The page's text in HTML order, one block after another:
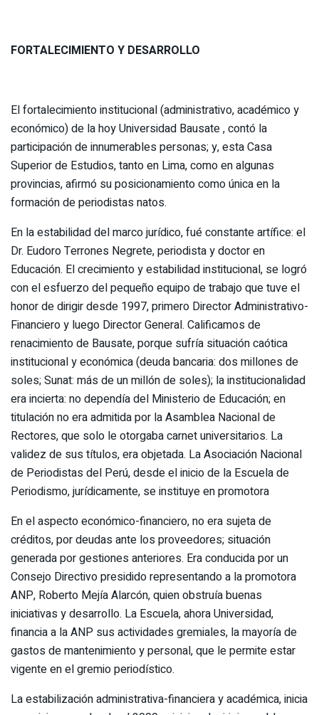
FORTALECIMIENTO Y DESARROLLO
El fortalecimiento institucional (administrativo, académico y
económico) de la hoy Universidad Bausate , contó la
participación de innumerables personas; y, esta Casa
Superior de Estudios, tanto en Lima, como en algunas
provincias, afirmó su posicionamiento como única en la
formación de periodistas natos.
En la estabilidad del marco jurídico, fué constante artífice: el
Dr. Eudoro Terrones Negrete, periodista y doctor en
Educación. El crecimiento y estabilidad institucional, se logró
con el esfuerzo del pequeño equipo de trabajo que tuve el
honor de dirigir desde 1997, primero Director Administrativo-
Financiero y luego Director General. Calificamos de
renacimiento de Bausate, porque sufría situación caótica
institucional y económica (deuda bancaria: dos millones de
soles; Sunat: más de un millón de soles); la institucionalidad
era incierta: no dependía del Ministerio de Educación; en
titulación no era admitida por la Asamblea Nacional de
Rectores, que solo le otorgaba carnet universitarios. La
validez de sus títulos, era objetada. La Asociación Nacional
de Periodistas del Perú, desde el inicio de la Escuela de
Periodismo, jurídicamente, se instituye en promotora
En el aspecto económico-financiero, no era sujeta de
créditos, por deudas ante los proveedores; situación
generada por gestiones anteriores. Era conducida por un
Consejo Directivo presidido representando a la promotora
ANP, Roberto Mejía Alarcón, quien obstruía buenas
iniciativas y desarrollo. La Escuela, ahora Universidad,
financia a la ANP sus actividades gremiales, la mayoría de
gastos de mantenimiento y personal, que le permite estar
vigente en el gremio periodístico.
La estabilización administrativa-financiera y académica, inicia